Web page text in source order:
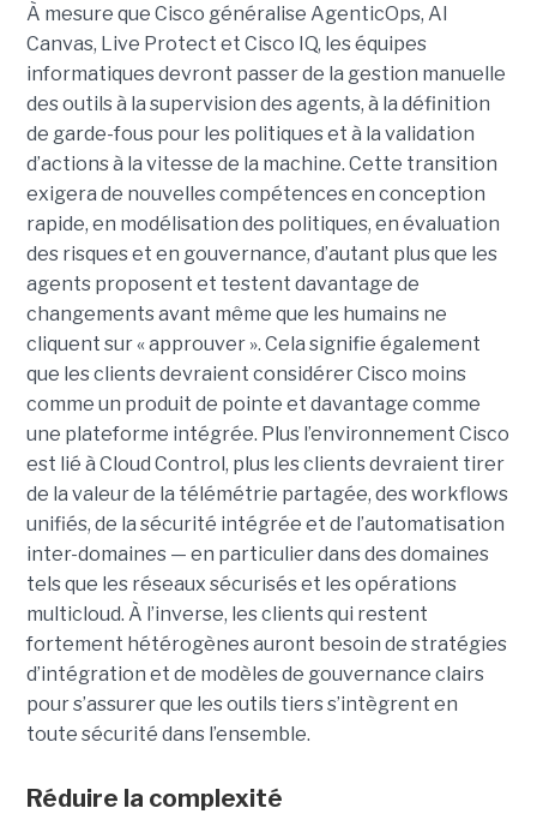
À mesure que Cisco généralise AgenticOps, AI
Canvas, Live Protect et Cisco IQ, les équipes
informatiques devront passer de la gestion manuelle
des outils à la supervision des agents, à la définition
de garde-fous pour les politiques et à la validation
d’actions à la vitesse de la machine. Cette transition
exigera de nouvelles compétences en conception
rapide, en modélisation des politiques, en évaluation
des risques et en gouvernance, d’autant plus que les
agents proposent et testent davantage de
changements avant même que les humains ne
cliquent sur « approuver ». Cela signifie également
que les clients devraient considérer Cisco moins
comme un produit de pointe et davantage comme
une plateforme intégrée. Plus l’environnement Cisco
est lié à Cloud Control, plus les clients devraient tirer
de la valeur de la télémétrie partagée, des workflows
unifiés, de la sécurité intégrée et de l’automatisation
inter-domaines — en particulier dans des domaines
tels que les réseaux sécurisés et les opérations
multicloud. À l’inverse, les clients qui restent
fortement hétérogènes auront besoin de stratégies
d’intégration et de modèles de gouvernance clairs
pour s’assurer que les outils tiers s’intègrent en
toute sécurité dans l’ensemble.
Réduire la complexité